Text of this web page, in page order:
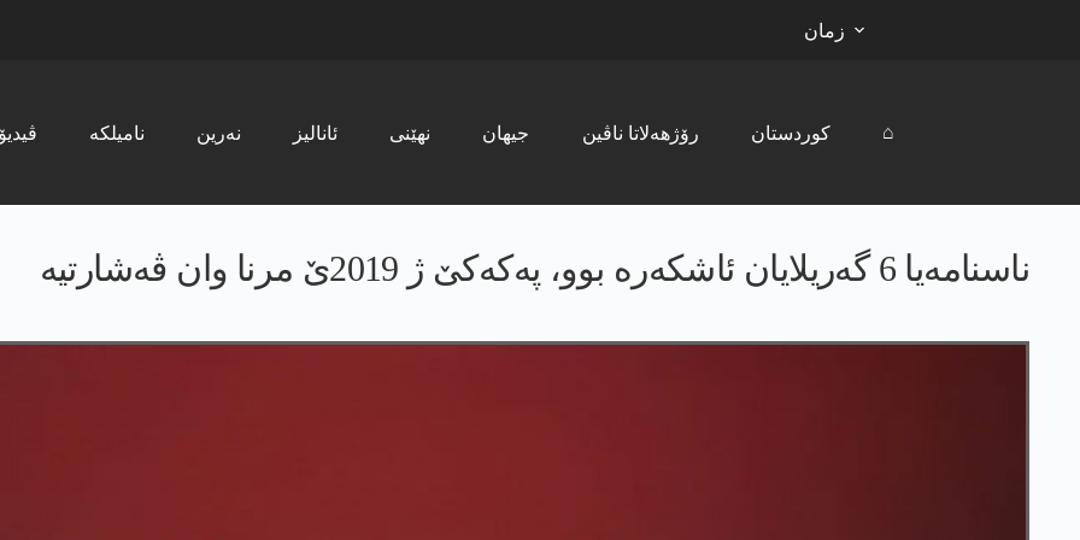
زمان
ڤیدیۆ نامیلکە نەرین ئانالیز نھێنی جیھان رۆژھەلاتا ناڤین کوردستان ⌂
ناسنامه‌یا 6 گه‌ریلایان ئاشكه‌ره‌ بوو، په‌كه‌كێ ژ 2019ێ مرنا وان ڤه‌شارتیه‌